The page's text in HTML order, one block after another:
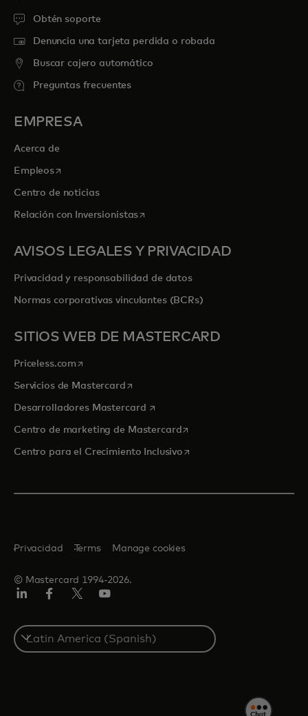
Obtén soporte
Denuncia una tarjeta perdida o robada
Buscar cajero automático
Preguntas frecuentes
EMPRESA
Acerca de
Empleosse abre en una pestaña nueva
Centro de noticias
Relación con Inversionistasse abre en una pestaña nueva
AVISOS LEGALES Y PRIVACIDAD
Privacidad y responsabilidad de datos
Normas corporativas vinculantes (BCRs)
SITIOS WEB DE MASTERCARD
Priceless.com se abre en una pestaña nueva
Servicios de Mastercardse abre en una pestaña nueva
Desarrolladores Mastercard se abre en una pestaña nueva
Centro de marketing de Mastercardse abre en una pestaña
Centro para el Crecimiento Inclusivose abre en una pestaña
© Mastercard 1994-2026.
Privacidad Terms Manage cookies
Select
a
country